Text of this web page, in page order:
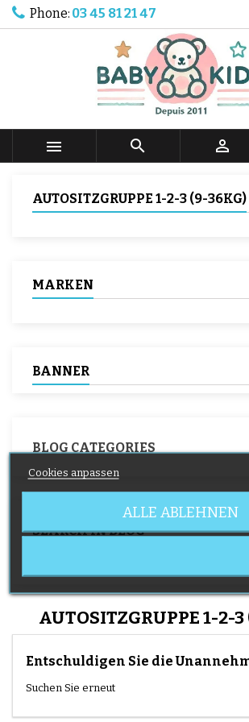
Phone: 03 45 81 21 47
  
AUTOSITZGRUPPE 1-2-3 (9-36KG)
MARKEN
BANNER
BLOG CATEGORIES
SEARCH IN BLOG
AUTOSITZGRUPPE 1-2-
Entschuldigen Sie die
Suchen Sie erneut
Cookies anpassen
ALLE ABLEHNEN